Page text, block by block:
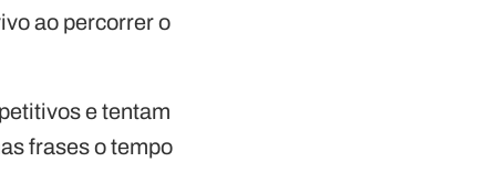
ao percorrer o
e tentam
frases o tempo